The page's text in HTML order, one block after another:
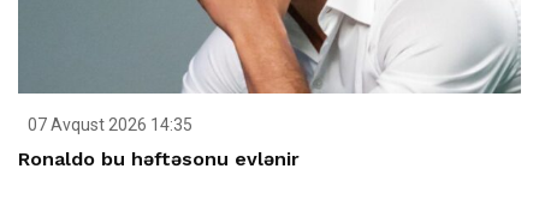
07 Avqust 2026 14:35
Ronaldo bu həftəsonu evlənir